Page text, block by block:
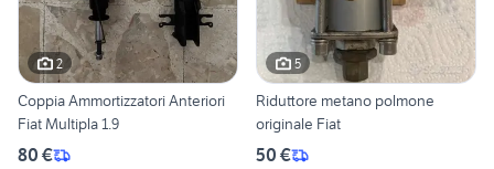
2
Coppia Ammortizzatori Anteriori
Fiat Multipla 1.9
80 €
5
Riduttore metano polmone
originale Fiat
50 €